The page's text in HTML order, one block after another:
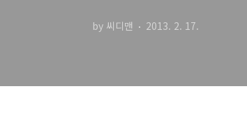
by 씨디맨 2013. 2. 17.